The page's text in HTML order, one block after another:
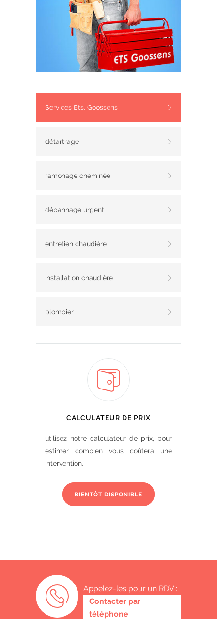
Services Ets. Goossens
détartrage
ramonage cheminée
dépannage urgent
entretien chaudière
installation chaudière
plombier
CALCULATEUR DE PRIX
utilisez notre calculateur de prix, pour
estimer combien vous coûtera une
intervention.
BIENTÔT DISPONIBLE
Appelez-les pour un RDV :
0485 58 62 32
Contacter par
téléphone